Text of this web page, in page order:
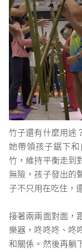
竹子還有什麼用途
她帶領孩子鋸下
竹，維持平衡走到
無險，孩子發出的
子不只用在吃住，
接著兩兩面對面，
樂器，咚咚咚、
和關係。然後再躺